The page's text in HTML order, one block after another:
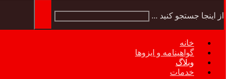
از اینجا جستجو کنید ...
خانه
گواهینامه و ایزوها
وبلاگ
خدمات